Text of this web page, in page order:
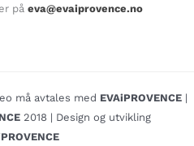
på eva@evaiprovence.no
må avtales med EVAiPROVENCE |
2018 | Design og utvikling